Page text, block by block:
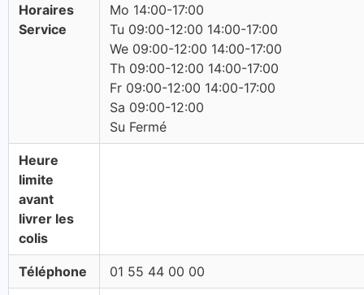
Horaires
Service
Mo 14:00-17:00
Tu 09:00-12:00 14:00-17:00
We 09:00-12:00 14:00-17:00
Th 09:00-12:00 14:00-17:00
Fr 09:00-12:00 14:00-17:00
Sa 09:00-12:00
Su Fermé
Heure
limite
avant
livrer les
colis
Téléphone 01 55 44 00 00